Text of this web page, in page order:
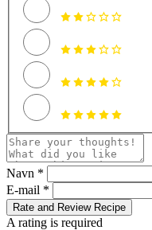
Navn *
E-mail *
Rate and Review Recipe
A rating is required